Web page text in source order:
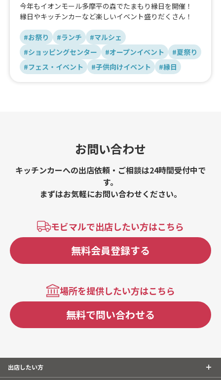
今年もイオンモール多摩平の森でたまもり縁日を開催！
縁日やキッチンカーなど楽しいイベント盛りだくさん！
#お祭り #ランチ
#マルシェ
#ショッピングセンター
#オープンイベント
#夏祭り
#フェス・イベント
#子供向けイベント #縁日
お問い合わせ
キッチンカーへの出店依頼・ご相談は24時間受付中で
す。
まずはお気軽にお問い合わせください。
モビマルで出店したい方はこちら
無料会員登録する
場所を提供したい方はこちら
無料で問い合わせる
出店したい方